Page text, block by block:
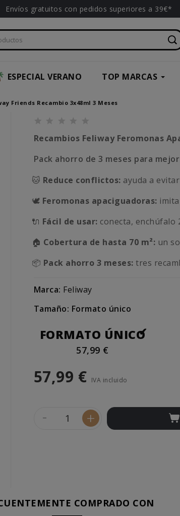
Envíos gratuitos con pedidos superiores a 39€*
ESPECIAL VERANO TOP MARCAS
Friends Recambio 3x48ml 3 Meses
Recambios Feliway Feromonas
Pack ahorro de 3 meses para
🐱 Reduce conflictos: ayuda a
🕊️ Feromonas apaciguadoras:
🔌 Fácil de usar: conecta, enchúfalo
🏠 Cobertura de hasta 70 m²: un
📦 Pack ahorro 3 meses: tres
Marca: Feliway
Tamaño: Formato único
FORMATO ÚNICO
57,99 €
57,99 € IVA incluido
- +
COMPRADO CON